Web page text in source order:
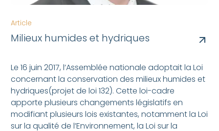
Article
Milieux humides et hydriques
Le 16 juin 2017, l’Assemblée nationale adoptait la Loi
concernant la conservation des milieux humides et
hydriques(projet de loi 132). Cette loi-cadre
apporte plusieurs changements législatifs en
modifiant plusieurs lois existantes, notamment la Loi
sur la qualité de l’Environnement, la Loi sur la